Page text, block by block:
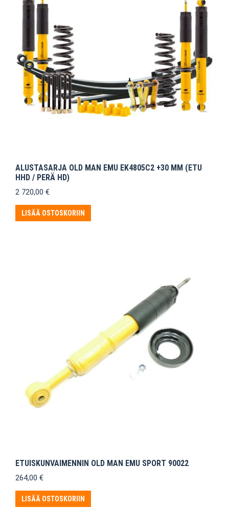
ALUSTASARJA OLD MAN EMU EK4805C2 +30 MM (ETU
HHD / PERÄ HD)
2 720,00 €
LISÄÄ OSTOSKORIIN
ETUISKUNVAIMENNIN OLD MAN EMU SPORT 90022
264,00 €
LISÄÄ OSTOSKORIIN